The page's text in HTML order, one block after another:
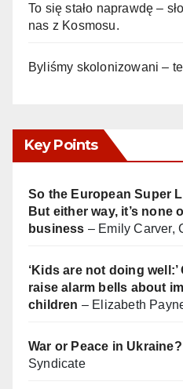
To się stało naprawdę –
nas z Kosmosu.
Byliśmy skolonizowani –
Key Points
So the European Super
But either way, it’s none
business – Emily Carver,
‘Kids are not doing
raise alarm bells about
children – Elizabeth
War or Peace in Ukraine?
Syndicate